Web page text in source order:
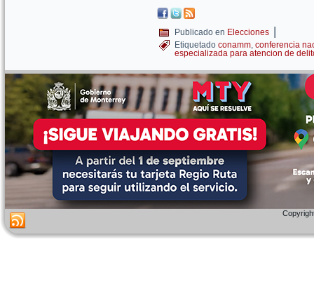
Publicado en Elecciones |
Etiquetado conamm, conferencia
especializada para atencion de